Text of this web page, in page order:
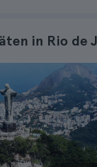
in Rio de